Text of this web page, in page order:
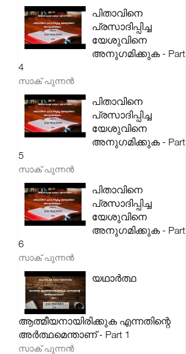
പിതാവിനെ
പ്രസാദിപ്പിച്ച
യേശുവിനെ
അനുഗമിക്കുക - Part
4
സാക് പുന്നൻ
പിതാവിനെ
പ്രസാദിപ്പിച്ച
യേശുവിനെ
അനുഗമിക്കുക - Part
5
സാക് പുന്നൻ
പിതാവിനെ
പ്രസാദിപ്പിച്ച
യേശുവിനെ
അനുഗമിക്കുക - Part
6
സാക് പുന്നൻ
യഥാർത്ഥ
ആത്മീയനായിരിക്കുക എന്നതിന്റെ
അർത്ഥമെന്താണ് - Part 1
സാക് പുന്നൻ